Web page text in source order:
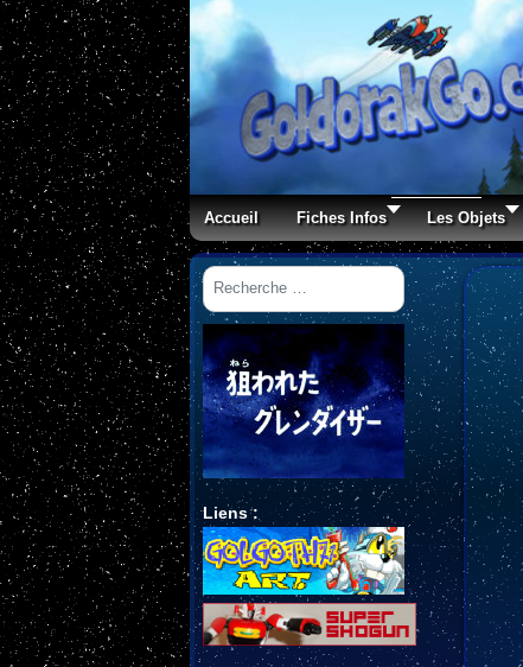
Accueil Fiches Infos Les Objets
Rechercher
Liens :